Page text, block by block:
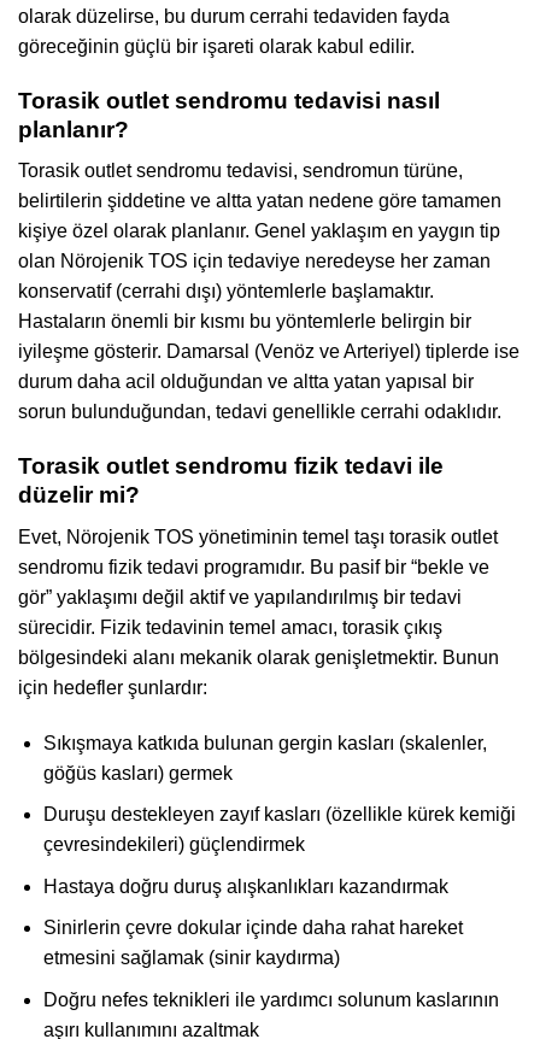
olarak düzelirse, bu durum cerrahi tedaviden fayda
göreceğinin güçlü bir işareti olarak kabul edilir.
Torasik outlet sendromu tedavisi nasıl
planlanır?
Torasik outlet sendromu tedavisi, sendromun türüne,
belirtilerin şiddetine ve altta yatan nedene göre tamamen
kişiye özel olarak planlanır. Genel yaklaşım en yaygın tip
olan Nörojenik TOS için tedaviye neredeyse her zaman
konservatif (cerrahi dışı) yöntemlerle başlamaktır.
Hastaların önemli bir kısmı bu yöntemlerle belirgin bir
iyileşme gösterir. Damarsal (Venöz ve Arteriyel) tiplerde ise
durum daha acil olduğundan ve altta yatan yapısal bir
sorun bulunduğundan, tedavi genellikle cerrahi odaklıdır.
Torasik outlet sendromu fizik tedavi ile
düzelir mi?
Evet, Nörojenik TOS yönetiminin temel taşı torasik outlet
sendromu fizik tedavi programıdır. Bu pasif bir “bekle ve
gör” yaklaşımı değil aktif ve yapılandırılmış bir tedavi
sürecidir. Fizik tedavinin temel amacı, torasik çıkış
bölgesindeki alanı mekanik olarak genişletmektir. Bunun
için hedefler şunlardır:
Sıkışmaya katkıda bulunan gergin kasları (skalenler,
göğüs kasları) germek
Duruşu destekleyen zayıf kasları (özellikle kürek kemiği
çevresindekileri) güçlendirmek
Hastaya doğru duruş alışkanlıkları kazandırmak
Sinirlerin çevre dokular içinde daha rahat hareket
etmesini sağlamak (sinir kaydırma)
Doğru nefes teknikleri ile yardımcı solunum kaslarının
aşırı kullanımını azaltmak